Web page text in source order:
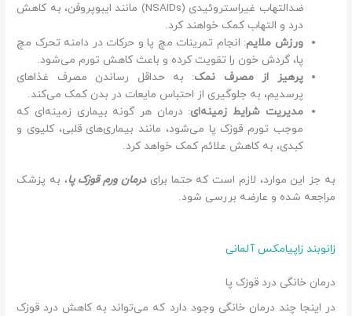
ضدالتهاب غیراستروئیدی (NSAIDs) مانند ایبوپروفن، به کاهش
درد و التهاب کمک خواهند کرد.
ورزش ملایم: انجام تمرینات مچ پا و حرکات در دامنه تحرک مچ
پا، گردش خون را تقویت کرده و باعث کاهش تورم می‌شود.
پرهیز از مصرف نمک: به حداقل رساندن مصرف غذاهای
پرسدیم، به جلوگیری از احتباس مایعات در بدن کمک می‌کند.
مدیریت شرایط زمینه‌ای: درمان هر گونه بیماری زمینه‌ای که
موجب تورم قوزک پا می‌شود، مانند بیماری‌های قلبی، کلیوی و
کبدی، به کاهش علائم کمک خواهد کرد.
به جز این موارد، لازم است که حتما برایدرمان ورم قوزک پا، به پزشک
مراجعه شده و عارضه بررسی شود.
زانوبند زاپیامکس آلمانی
درمان خانگی درد قوزک پا
در اینجا چند درمان خانگی وجود دارد که می‌تواند به کاهش درد قوزک